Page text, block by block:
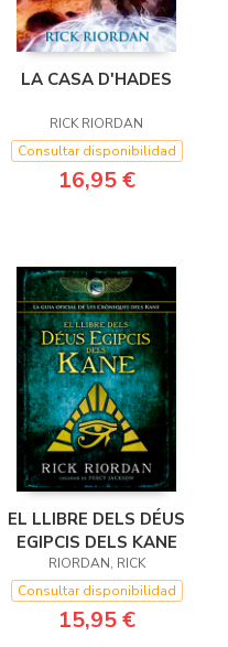
LA CASA D'HADES
RICK RIORDAN
Consultar disponibilidad
16,95 €
EL LLIBRE DELS DÉUS
EGIPCIS DELS KANE
RIORDAN, RICK
Consultar disponibilidad
15,95 €